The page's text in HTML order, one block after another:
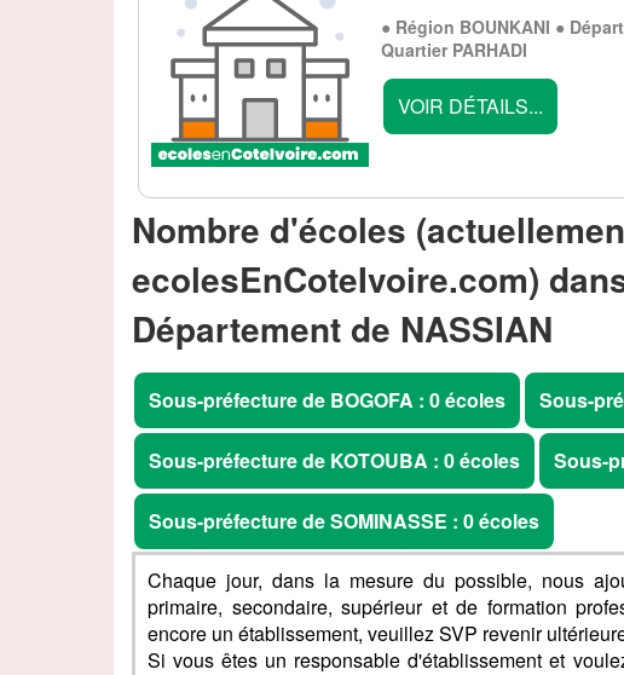
● Région BOUNKANI ●
Quartier PARHADI
VOIR DÉTAILS...
Nombre d'écoles
ecolesEnCoteIvoire.com)
Département de NASSIAN
Sous-préfecture de BOGOFA : 0 écoles Sous-
Sous-préfecture de KOTOUBA : 0 écoles Sous-
Sous-préfecture de SOMINASSE : 0 écoles
Chaque jour, dans la mesure du possible, nous
primaire, secondaire, supérieur et de formation
encore un établissement, veuillez SVP revenir
Si vous êtes un responsable d'établissement et